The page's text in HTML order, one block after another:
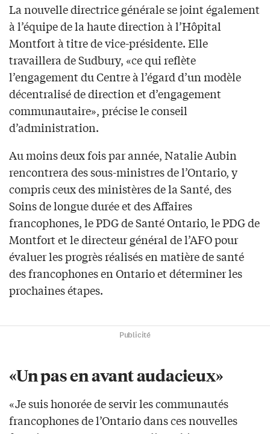
La nouvelle directrice générale se joint également
à l’équipe de la haute direction à l’Hôpital
Montfort à titre de vice-présidente. Elle
travaillera de Sudbury, «ce qui reflète
l’engagement du Centre à l’égard d’un modèle
décentralisé de direction et d’engagement
communautaire», précise le conseil
d’administration.
Au moins deux fois par année, Natalie Aubin
rencontrera des sous-ministres de l’Ontario, y
compris ceux des ministères de la Santé, des
Soins de longue durée et des Affaires
francophones, le PDG de Santé Ontario, le PDG de
Montfort et le directeur général de l’AFO pour
évaluer les progrès réalisés en matière de santé
des francophones en Ontario et déterminer les
prochaines étapes.
Publicité
«Un pas en avant audacieux»
«Je suis honorée de servir les communautés
francophones de l’Ontario dans ces nouvelles